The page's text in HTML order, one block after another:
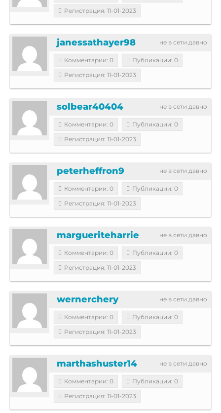
Регистрация: 11-01-2023
не в сети давно
janessathayer98
Комментарии: 0
Публикации: 0
Регистрация: 11-01-2023
не в сети давно
solbear40404
Комментарии: 0
Публикации: 0
Регистрация: 11-01-2023
не в сети давно
peterheffron9
Комментарии: 0
Публикации: 0
Регистрация: 11-01-2023
не в сети давно
margueriteharrie
Комментарии: 0
Публикации: 0
Регистрация: 11-01-2023
не в сети давно
wernerchery
Комментарии: 0
Публикации: 0
Регистрация: 11-01-2023
не в сети давно
marthashuster14
Комментарии: 0
Публикации: 0
Регистрация: 11-01-2023